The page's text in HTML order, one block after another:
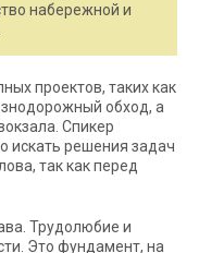
набережной и
проектов, таких как
обход, а
Спикер
искать решения задач
так как перед
Трудолюбие и
Это фундамент, на